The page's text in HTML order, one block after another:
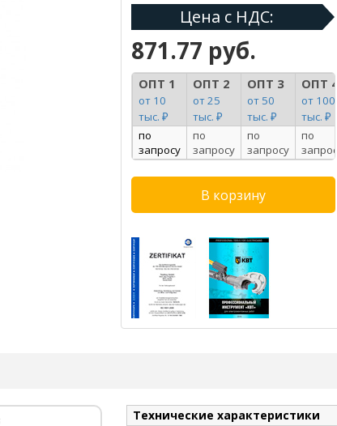
Цена с НДС:
871.77 руб.
ОПТ 1
от 10
тыс. ₽
ОПТ 2
от 25
тыс. ₽
ОПТ 3
от 50
тыс. ₽
ОПТ 4
от 100
тыс. ₽
по
запросу
по
запросу
по
запросу
по
запросу
Технические характеристики